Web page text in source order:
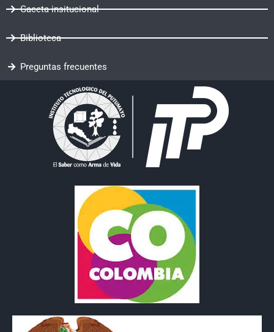
Gaceta insitucional
Biblioteca
Preguntas frecuentes